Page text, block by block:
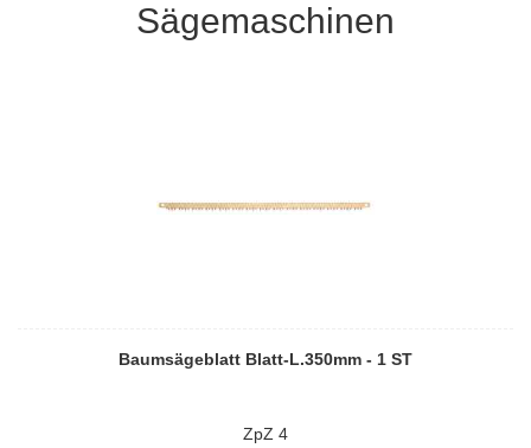
Sägemaschinen
Baumsägeblatt Blatt-L.350mm - 1 ST
ZpZ 4